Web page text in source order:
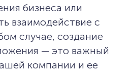
бизнеса или
взаимодействие с
случае, создание
— это важный
компании и ее